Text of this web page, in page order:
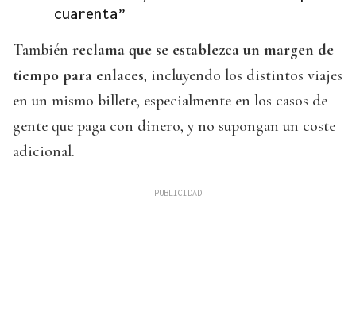
cuarenta”
También reclama que se establezca un margen de
tiempo para enlaces, incluyendo los distintos viajes
en un mismo billete, especialmente en los casos de
gente que paga con dinero, y no supongan un coste
adicional.